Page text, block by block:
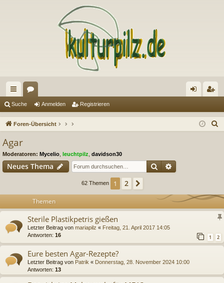
ch
ne
ug
riff
en m ist
Suche Anmelden Registrieren
Foren-Übersicht
Agar
Moderatoren: Mycelio leuchtpilz davidson30
Neues Thema Suche
62 Themen 1 2
Themen
Sterile Plastikpetris gießen
Letzter Beitrag von mariapilz « Freitag, 21. April 2017 14:05
Antworten: 16 1 2
Eure besten Agar-Rezepte?
Letzter Beitrag von Patrik « Donnerstag, 28. November 2024 10:00
Antworten: 13